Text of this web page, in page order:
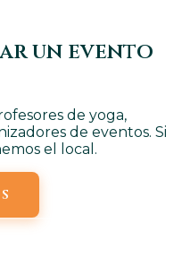
un evento
de yoga,
de eventos. Si
el local.